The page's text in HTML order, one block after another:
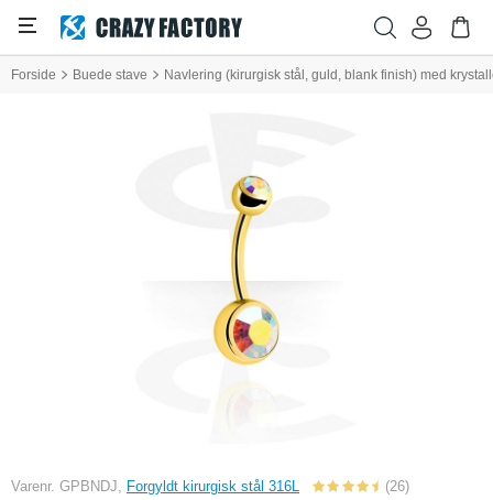
Forside Buede stave Navlering (kirurgisk stål, guld, blank finish) med
Varenr. GPBNDJ, Forgyldt kirurgisk stål 316L (26)